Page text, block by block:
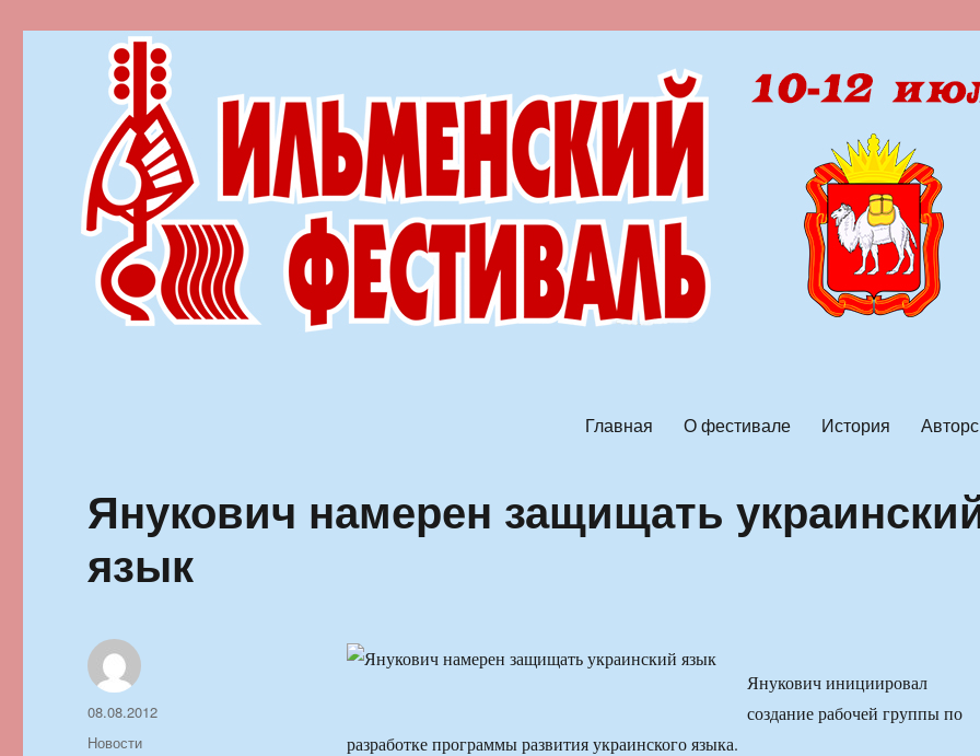
Главная О фестивале История
Янукович намерен защищать
язык
Янукович инициировал
создание рабочей группы по
разработке программы развития украинского языка.
Автор
Опубликовано
08.08.2012
Рубрики
Новости